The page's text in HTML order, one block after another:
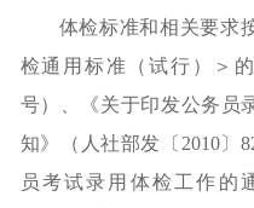
体检标准和相关要求
检通用标准（试行）＞
号）、《关于印发公务员
知》（人社部发〔2010〕
员考试录用体检工作的